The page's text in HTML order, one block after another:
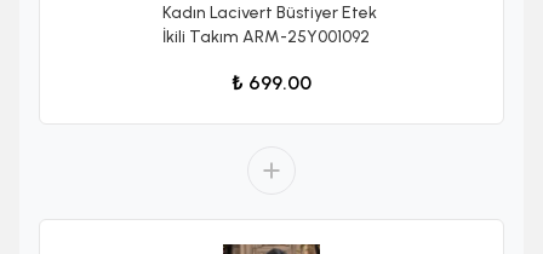
Kadın Lacivert Büstiyer Etek
İkili Takım ARM-25Y001092
₺ 699.00